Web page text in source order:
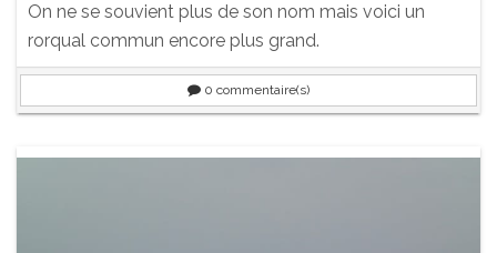
On ne se souvient plus de son nom mais voici un
rorqual commun encore plus grand.
0 commentaire(s)